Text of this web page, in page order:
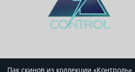
Пак скинов из коллекции «Контроль»